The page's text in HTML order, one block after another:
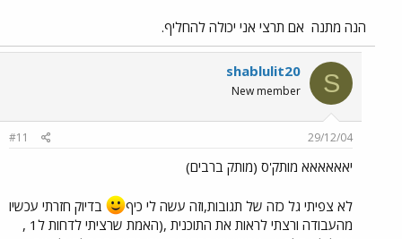
הנה מתנה אם תרצי אני יכולה להחליף.
S
shablulit20
New member
29/12/04
#11
יאאאאאא מותק'ס (מותק ברבים)
לא צפיתי גל כזה של תגובות,וזה עשה לי כיף
בדיוק חזרתי עכשיו
מהעבודה ורצתי לראות את התוכנית ,(האמת שרציתי לדחות ל1 ,